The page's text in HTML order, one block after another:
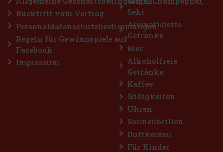
FLERET Tradice Aprikosen 40% 0,5 l
Rücktritt vom Vertrag
Personaldatenschutzbestimmungen
Regeln für Gewinnspiele auf
Facebook
Impressum
Sekt
Aromatisierte
Getränke
Bier
Alkoholfreie
Getränke
Kaffee
Süßigkeiten
Uhren
Sonnenbrillen
Duftkerzen
Für Kinder